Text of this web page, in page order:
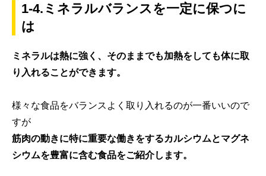
1-4.ミネラルバランスを一定に保つに
は
ミネラルは熱に強く、そのままでも加熱をしても体に取
り入れることができます。
様々な食品をバランスよく取り入れるのが一番いいので
すが
筋肉の動きに特に重要な働きをするカルシウムとマグネ
シウムを豊富に含む食品をご紹介します。